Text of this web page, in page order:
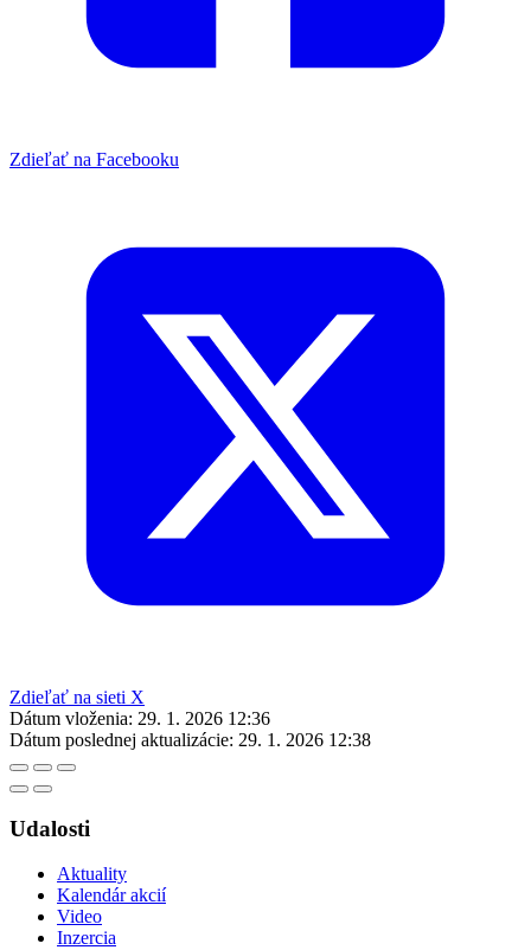
Zdieľať na Facebooku
Zdieľať na sieti X
Dátum vloženia: 29. 1. 2026 12:36
Dátum poslednej aktualizácie: 29. 1. 2026 12:38
Udalosti
Aktuality
Kalendár akcií
Video
Inzercia